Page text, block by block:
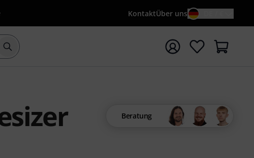
KontaktÜber uns
Suche mit Suchwort {searchTerm} starten
Beratung